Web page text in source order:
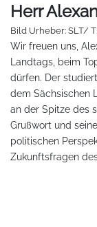
Herr
Bild Urheber: SLT/
Wir freuen uns,
Landtags, beim
dürfen. Der
dem Sächsischen
an der Spitze des
Grußwort und
politischen
Zukunftsfragen